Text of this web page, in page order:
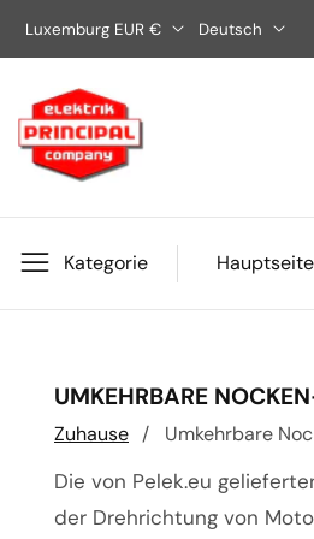
Luxemburg EUR € Deutsch
Kategorie Hauptseite
KATEGORIE:
UMKEHRBARE
Zuhause Umkehrbare
Die von Pelek.eu
der Drehrichtung von